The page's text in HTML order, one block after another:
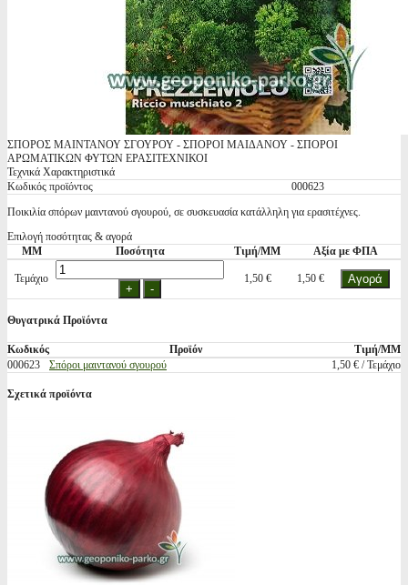
ΣΠΟΡΟΣ ΜΑΙΝΤΑΝΟΥ ΣΓΟΥΡΟΥ - ΣΠΟΡΟΙ ΜΑΙΔΑΝΟΥ - ΣΠΟΡΟΙ
ΑΡΩΜΑΤΙΚΩΝ ΦΥΤΩΝ ΕΡΑΣΙΤΕΧΝΙΚΟΙ
Τεχνικά Χαρακτηριστικά
Κωδικός προϊόντος
000623
Ποικιλία σπόρων μαιντανού σγουρού, σε συσκευασία κατάλληλη για ερασιτέχνες.
Επιλογή ποσότητας & αγορά
ΜΜ
Ποσότητα Τιμή/ΜΜ Αξία με ΦΠΑ
Τεμάχιο 1,50 € 1,50 €
Θυγατρικά Προϊόντα
Κωδικός Προϊόν
Τιμή/ΜΜ
000623
Σπόροι μαιντανού σγουρού 1,50 € / Τεμάχιο
Σχετικά προϊόντα